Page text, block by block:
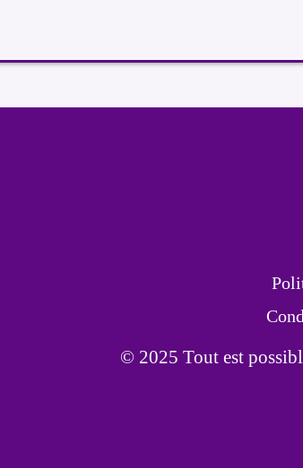
© 2025 Tout est